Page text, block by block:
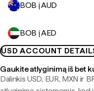
BOB į AUD
BOB į AED
USD ACCOUNT
Gaukite atlyginimą iš bet
Dalinkis USD, EUR, MXN ir